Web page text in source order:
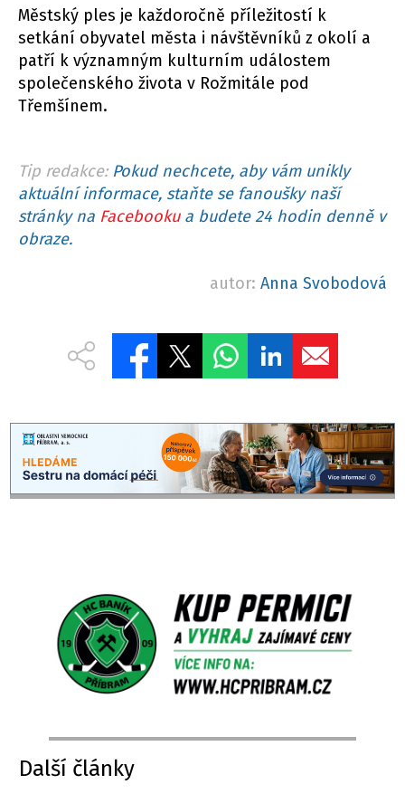
Městský ples je každoročně příležitostí k
setkání obyvatel města i návštěvníků z okolí a
patří k významným kulturním událostem
společenského života v Rožmitále pod
Třemšínem.
Tip redakce: Pokud nechcete, aby vám unikly
aktuální informace, staňte se fanoušky naší
stránky na Facebookua budete 24 hodin denně v
obraze.
autor: Anna Svobodová
Další články